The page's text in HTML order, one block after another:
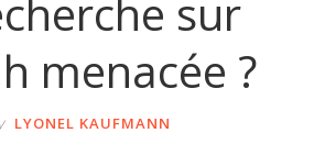
sur
menacée ?
LYONEL KAUFMANN